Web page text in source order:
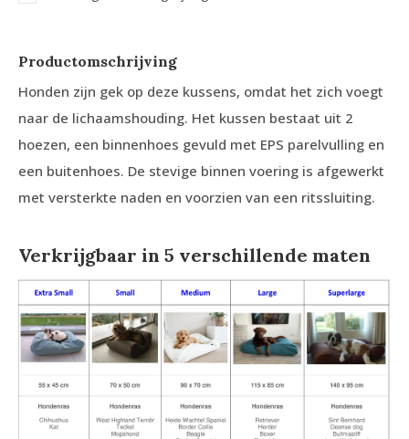
Productomschrijving
Honden zijn gek op deze kussens, omdat het zich voegt
naar de lichaamshouding. Het kussen bestaat uit 2
hoezen, een binnenhoes gevuld met EPS parelvulling en
een buitenhoes. De stevige binnen voering is afgewerkt
met versterkte naden en voorzien van een ritssluiting.
Verkrijgbaar in 5 verschillende maten